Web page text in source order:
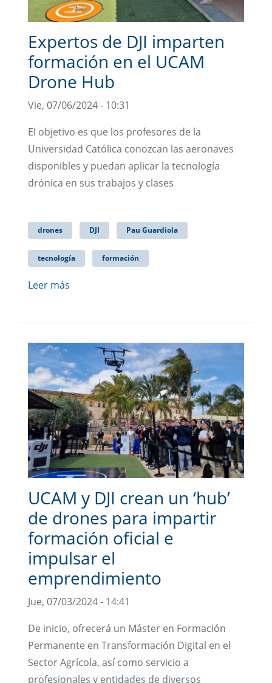
Expertos de DJI imparten
formación en el UCAM
Drone Hub
Vie, 07/06/2024 - 10:31
El objetivo es que los profesores de la
Universidad Católica conozcan las aeronaves
disponibles y puedan aplicar la tecnología
drónica en sus trabajos y clases
drones DJI Pau Guardiola
tecnología formación
Leer más
UCAM y DJI crean un ‘hub’
de drones para impartir
formación oficial e
impulsar el
emprendimiento
Jue, 07/03/2024 - 14:41
De inicio, ofrecerá un Máster en Formación
Permanente en Transformación Digital en el
Sector Agrícola, así como servicio a
profesionales y entidades de diversos